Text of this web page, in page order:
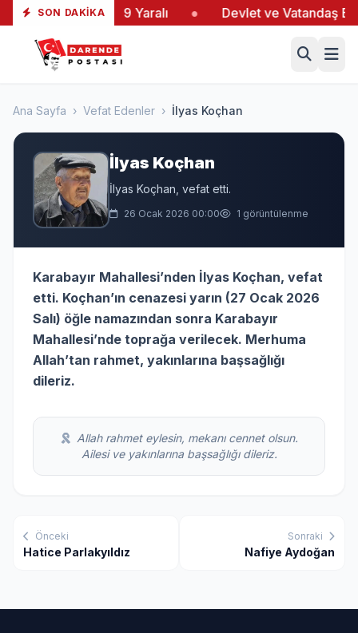
SON DAKIKA
Yangında 19 Yaralı ● Devlet ve Vatandaş El
Ana Sayfa › Vefat Edenler › İlyas Koçhan
İlyas Koçhan
İlyas Koçhan, vefat etti.
26 Ocak 2026 00:00 1 görüntülenme
Karabayır Mahallesi’nden İlyas Koçhan, vefat
etti. Koçhan’ın cenazesi yarın (27 Ocak 2026
Salı) öğle namazından sonra Karabayır
Mahallesi’nde toprağa verilecek. Merhuma
Allah’tan rahmet, yakınlarına başsağlığı
dileriz.
Allah rahmet eylesin, mekanı cennet olsun.
Ailesi ve yakınlarına başsağlığı dileriz.
Önceki
Hatice Parlakyıldız
Sonraki
Nafiye Aydoğan